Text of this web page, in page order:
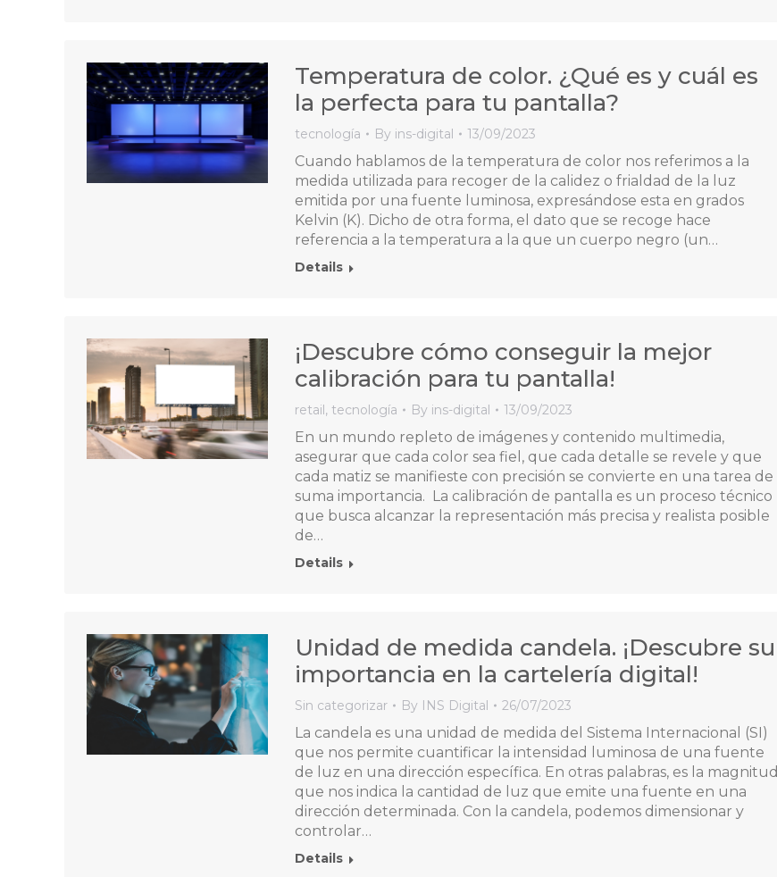
Temperatura de color. ¿Qué es y cuál es
la perfecta para tu pantalla?
tecnología By ins-digital 13/09/2023
Cuando hablamos de la temperatura de color nos referimos a la
medida utilizada para recoger de la calidez o frialdad de la luz
emitida por una fuente luminosa, expresándose esta en grados
Kelvin (K). Dicho de otra forma, el dato que se recoge hace
referencia a la temperatura a la que un cuerpo negro (un…
Details
¡Descubre cómo conseguir la mejor
calibración para tu pantalla!
retail, tecnología By ins-digital 13/09/2023
En un mundo repleto de imágenes y contenido multimedia,
asegurar que cada color sea fiel, que cada detalle se revele y que
cada matiz se manifieste con precisión se convierte en una tarea de
suma importancia. La calibración de pantalla es un proceso técnico
que busca alcanzar la representación más precisa y realista posible
de…
Details
Unidad de medida candela. ¡Descubre su
importancia en la cartelería digital!
Sin categorizar By INS Digital 26/07/2023
La candela es una unidad de medida del Sistema Internacional (SI)
que nos permite cuantificar la intensidad luminosa de una fuente
de luz en una dirección específica. En otras palabras, es la magnitud
que nos indica la cantidad de luz que emite una fuente en una
dirección determinada. Con la candela, podemos dimensionar y
controlar…
Details